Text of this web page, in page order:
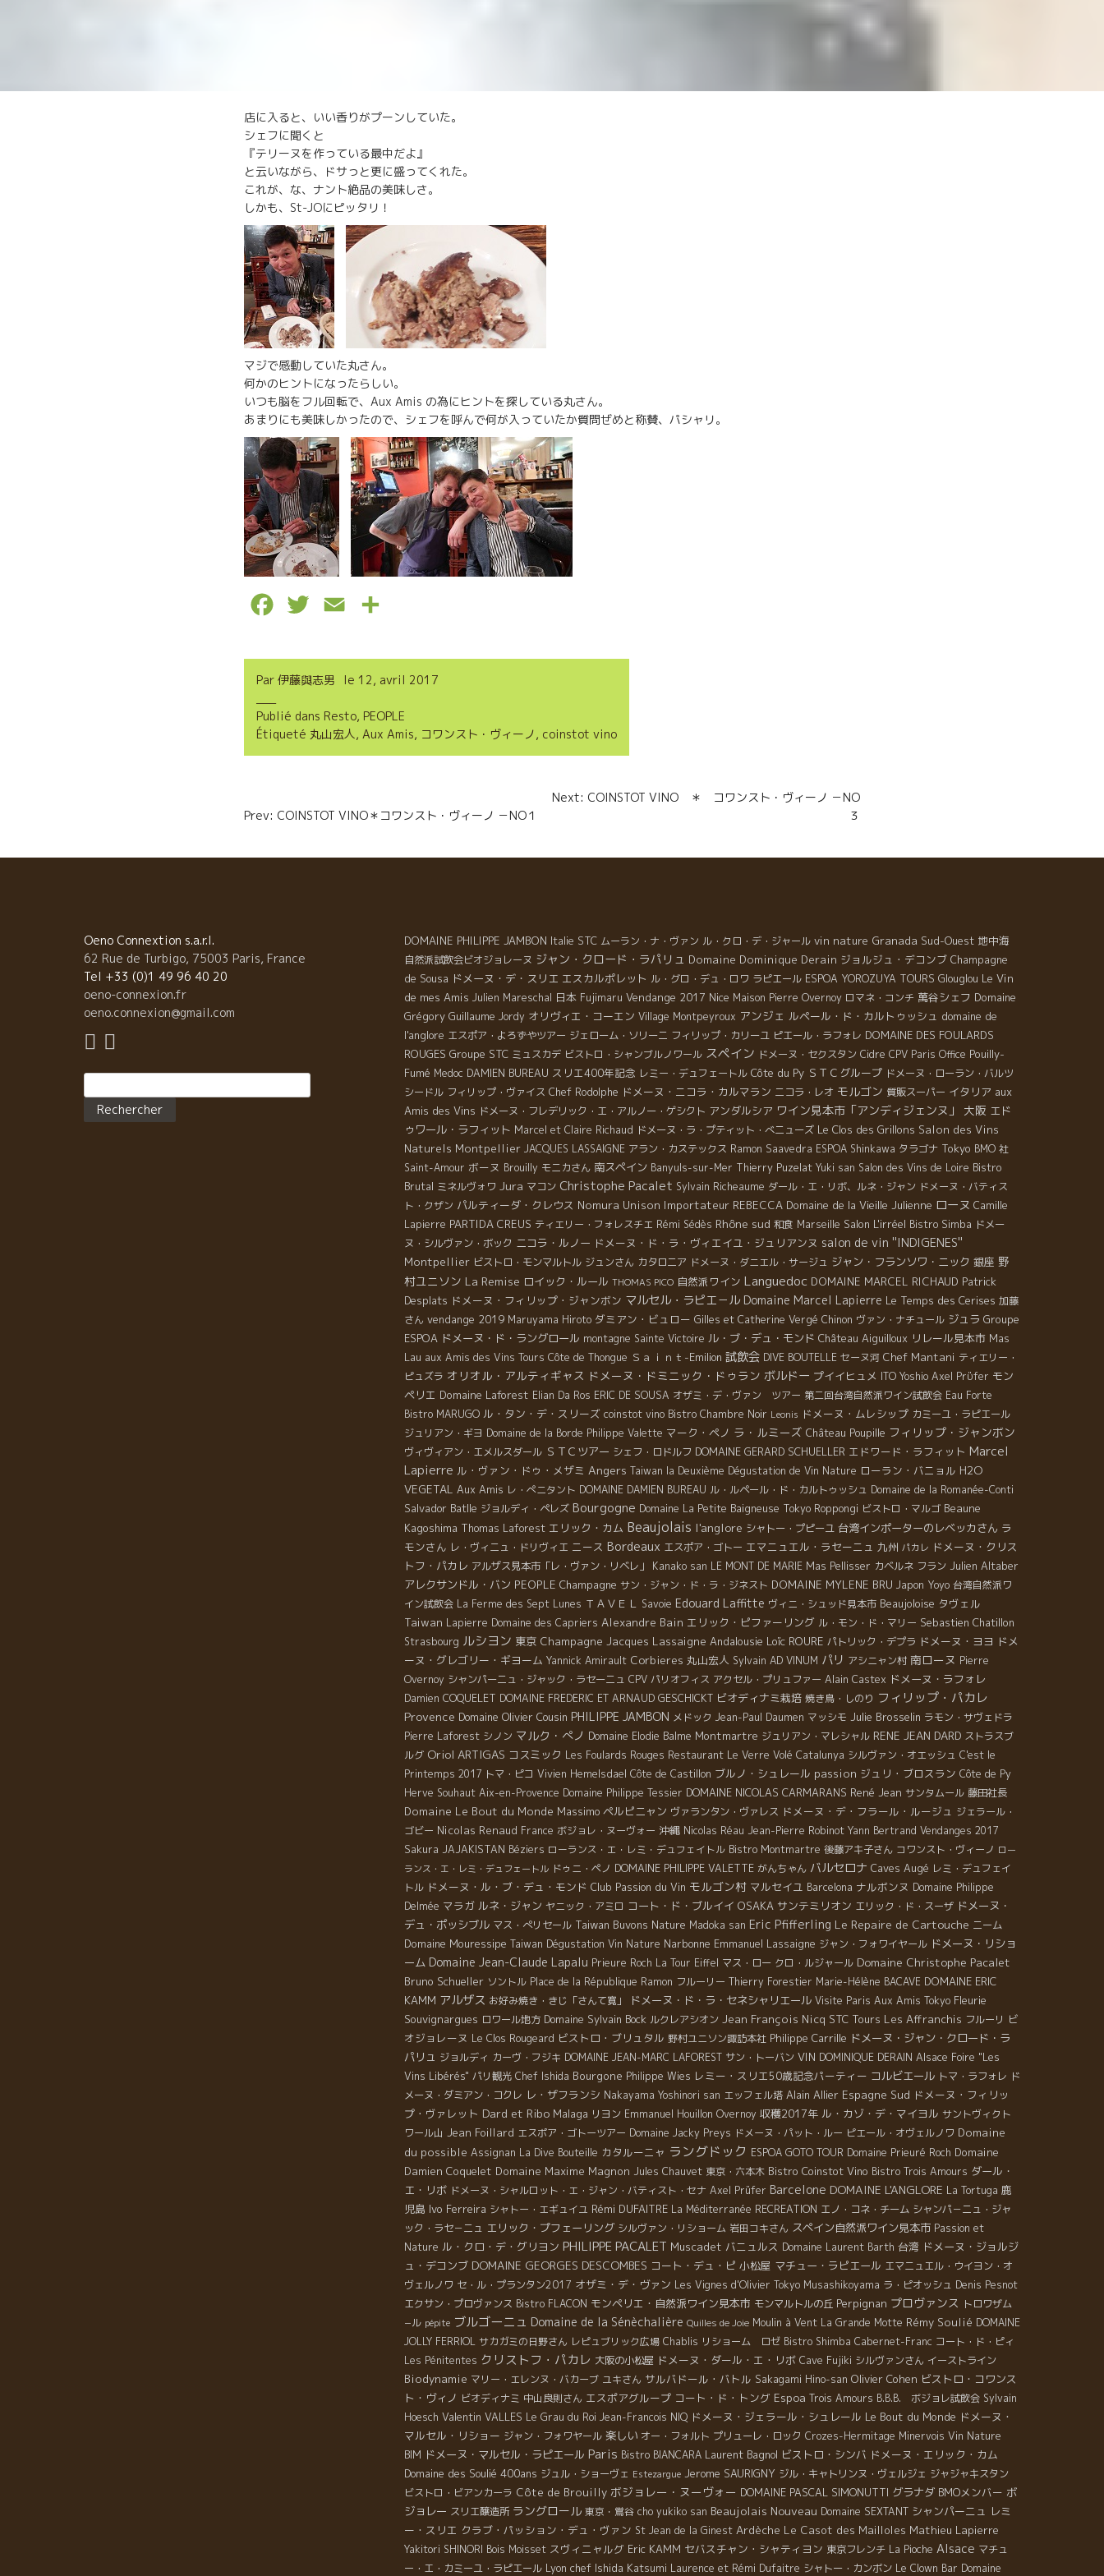
店に入ると、いい香りがプーンしていた。
シェフに聞くと
『テリーヌを作っている最中だよ』
と云いながら、ドサっと更に盛ってくれた。
これが、な、ナント絶品の美味しさ。
しかも、St-JOにピッタリ！
マジで感動していた丸さん。
何かのヒントになったらしい。
いつも脳をフル回転で、Aux Amis の為にヒントを探している丸さん。
あまりにも美味しかったので、シェフを呼んで何が入っていたか質問ぜめと称賛、パシャリ。
c
b
o
k
i
t
e
a
l
r
a
g
r
Par 伊藤與志男 le 12, avril 2017
Publié dans Resto, PEOPLE
Étiqueté 丸山宏人 , Aux Amis, コワンスト・ヴィーノ , coinstot vino
de
l’article
Prev: COINSTOT VINO＊コワンスト・ヴィーノ －NO１
Next: COINSTOT VINO ＊ コワンスト・ヴィーノ －NO
３
Oeno Connextion s.a.r.l.
62 Rue de Turbigo, 75003 Paris, France
Tel +33 (0)1 49 96 40 20
oeno-connexion.fr
oeno.connexion@gmail.com
DOMAINE PHILIPPE JAMBON Italie STC ムーラン・ナ・ヴァン ル・クロ・デ・ジャール vin nature Granada Sud-Ouest 地中海
自然派試飲会ビオジョレーヌ ジャン・クロード・ラパリュ Domaine Dominique Derain ジョルジュ・デコンブ Champagne
de Sousa ドメーヌ・デ・スリエ エスカルポレット ル・グロ・デュ・ロワ ラピエール ESPOA YOROZUYA TOURS Glouglou Le Vin
de mes Amis Julien Mareschal 日本 Fujimaru Vendange 2017 Nice Maison Pierre Overnoy ロマネ・コンチ 萬谷シェフ Domaine
Grégory Guillaume Jordy オリヴィエ・コーエン Village Montpeyroux アンジェ ルペール・ド・カルトゥッシュ domaine de
l'anglore エスポア・よろずやツアー ジェローム・ソリーニ フィリップ・カリーユ ピエール・ラフォレ DOMAINE DES FOULARDS
ROUGES Groupe STC ミュスカデ ビストロ・シャンブルノワール スペイン ドメーヌ・セクスタン Cidre CPV Paris Office Pouilly-
Fumé Medoc DAMIEN BUREAU スリエ400年記念 レミー・デュフェートル Côte du Py ＳＴＣグループ ドメーヌ・ローラン・バルツ
シードル フィリップ・ヴァイス Chef Rodolphe ドメーヌ・ニコラ・カルマラン ニコラ・レオ モルゴン 質販スーパー イタリア aux
Amis des Vins ドメーヌ・フレデリック・エ・アルノー・ゲシクト アンダルシア ワイン見本市「アンディジェンヌ」 大阪 エド
ゥワール・ラフィット Marcel et Claire Richaud ドメーヌ・ラ・プティット・べニューズ Le Clos des Grillons Salon des Vins
Naturels Montpellier JACQUES LASSAIGNE アラン・カステックス Ramon Saavedra ESPOA Shinkawa タラゴナ Tokyo BMO 社
Saint-Amour ボーヌ Brouilly モニカさん 南スペイン Banyuls-sur-Mer Thierry Puzelat Yuki san Salon des Vins de Loire Bistro
Brutal ミネルヴォワ Jura マコン Christophe Pacalet Sylvain Richeaume ダール・エ・リボ、ルネ・ジャン ドメーヌ・バティス
ト・クザン パルティーダ・クレウス Nomura Unison Importateur REBECCA Domaine de la Vieille Julienne ローヌ Camille
Lapierre PARTIDA CREUS ティエリー・フォレスチエ Rémi Sédès Rhône sud 和食 Marseille Salon L'irréel Bistro Simba ドメー
ヌ・シルヴァン・ボック ニコラ・ルノー ドメーヌ・ド・ラ・ヴィエイユ・ジュリアンヌ salon de vin ''INDIGENES''
Montpellier ビストロ・モンマルトル ジュンさん カタロニア ドメーヌ・ダニエル・サージュ ジャン・フランソワ・ニック 銀座 野
村ユニソン La Remise ロイック・ルール THOMAS PICO 自然派ワイン Languedoc DOMAINE MARCEL RICHAUD Patrick
Desplats ドメーヌ・フィリップ・ジャンボン マルセル・ラピエ－ル Domaine Marcel Lapierre Le Temps des Cerises 加藤
さん vendange 2019 Maruyama Hiroto ダミアン・ビュロー Gilles et Catherine Vergé Chinon ヴァン・ナチュール ジュラ Groupe
ESPOA ドメーヌ・ド・ラングロール montagne Sainte Victoire ル・ブ・デュ・モンド Château Aiguilloux リレール見本市 Mas
Lau aux Amis des Vins Tours Côte de Thongue Ｓａｉｎｔ-Emilion 試飲会 DIVE BOUTELLE セーヌ河 Chef Mantani ティエリー・
ピュズラ オリオル・アルティギャス ドメーヌ・ドミニック・ドゥラン ボルドー プイイヒュメ ITO Yoshio Axel Prϋfer モン
ペリエ Domaine Laforest Elian Da Ros ERIC DE SOUSA オザミ・デ・ヴァン ツアー 第二回台湾自然派ワイン試飲会 Eau Forte
Bistro MARUGO ル・タン・デ・スリーズ coinstot vino Bistro Chambre Noir Leonis ドメーヌ・ムレシップ カミーユ・ラピエール
ジュリアン・ギヨ Domaine de la Borde Philippe Valette マーク・ペノ ラ・ルミーズ Château Poupille フィリップ・ジャンボン
ヴィヴィアン・エメルスダール ＳＴＣツアー シェフ・ロドルフ DOMAINE GERARD SCHUELLER エドワード・ラフィット Marcel
Lapierre ル・ヴァン・ドゥ・メザミ Angers Taiwan la Deuxième Dégustation de Vin Nature ローラン・バニョル H2O
VEGETAL Aux Amis レ・ぺニタント DOMAINE DAMIEN BUREAU ル・ルペール・ド・カルトゥッシュ Domaine de la Romanée-Conti
Salvador Batlle ジョルディ・ペレズ Bourgogne Domaine La Petite Baigneuse Tokyo Roppongi ビストロ・マルゴ Beaune
Kagoshima Thomas Laforest エリック・カム Beaujolais l'anglore シャトー・プピーユ 台湾インポーターのレベッカさん ラ
モンさん レ・ヴィニュ・ドリヴィエ ニース Bordeaux エスポア・ゴトー エマニュエル・ラセーニュ 九州 パカレ ドメーヌ・クリス
トフ・パカレ アルザス見本市「レ・ヴァン・リベレ」 Kanako san LE MONT DE MARIE Mas Pellisser カベルネ フラン Julien Altaber
アレクサンドル・バン PEOPLE Champagne サン・ジャン・ド・ラ・ジネスト DOMAINE MYLENE BRU Japon Yoyo 台湾自然派ワ
イン試飲会 La Ferme des Sept Lunes ＴＡＶＥＬ Savoie Edouard Laffitte ヴィニ・シュッド見本市 Beaujoloise タヴェル
Taiwan Lapierre Domaine des Capriers Alexandre Bain エリック・ピファーリング ル・モン・ド・マリー Sebastien Chatillon
Strasbourg ルシヨン 東京 Champagne Jacques Lassaigne Andalousie Loïc ROURE パトリック・デプラ ドメーヌ・ヨヨ ドメ
ーヌ・グレゴリー・ギヨーム Yannick Amirault Corbieres 丸山宏人 Sylvain AD VINUM パリ アシニャン村 南ローヌ Pierre
Overnoy シャンパーニュ・ジャック・ラセーニュ CPV パリオフィス アクセル・プリュファー Alain Castex ドメーヌ・ラフォレ
Damien COQUELET DOMAINE FREDERIC ET ARNAUD GESCHICKT ビオディナミ栽培 焼き鳥・しのり フィリップ・パカレ
Provence Domaine Olivier Cousin PHILIPPE JAMBON メドック Jean-Paul Daumen マッシモ Julie Brosselin ラモン・サヴェドラ
Pierre Laforest シノン マルク・ぺノ Domaine Elodie Balme Montmartre ジュリアン・マレシャル RENE JEAN DARD ストラスブ
ルグ Oriol ARTIGAS コスミック Les Foulards Rouges Restaurant Le Verre Volé Catalunya シルヴァン・オエッシュ C'est le
Printemps 2017 トマ・ピコ Vivien Hemelsdael Côte de Castillon ブルノ・シュレール passion ジュリ・ブロスラン Côte de Py
Herve Souhaut Aix-en-Provence Domaine Philippe Tessier DOMAINE NICOLAS CARMARANS René Jean サンタムール 藤田社長
Domaine Le Bout du Monde Massimo ペルピニャン ヴァランタン・ヴァレス ドメーヌ・デ・フラール・ルージュ ジェラール・
ゴビー Nicolas Renaud France ボジョレ・ヌーヴォー 沖縄 Nicolas Réau Jean-Pierre Robinot Yann Bertrand Vendanges 2017
Sakura JAJAKISTAN Béziers ローランス・エ・レミ・デュフェイトル Bistro Montmartre 後藤アキ子さん コワンスト・ヴィーノ ロー
ランス・エ・レミ・デュフェートル ドゥニ・ペノ DOMAINE PHILIPPE VALETTE がんちゃん バルセロナ Caves Augé レミ・デュフェイ
トル ドメーヌ・ル・ブ・デュ・モンド Club Passion du Vin モルゴン村 マルセイユ Barcelona ナルボンヌ Domaine Philippe
Delmée マラガ ルネ・ジャン ヤニック・アミロ コート・ド・ブルイイ OSAKA サンテミリオン エリック・ド・スーザ ドメーヌ・
デュ・ポッシブル マス・ぺリセール Taiwan Buvons Nature Madoka san Eric Pfifferling Le Repaire de Cartouche ニーム
Domaine Mouressipe Taiwan Dégustation Vin Nature Narbonne Emmanuel Lassaigne ジャン・フォワイヤール ドメーヌ・リショ
ーム Domaine Jean-Claude Lapalu Prieure Roch La Tour Eiffel マス・ロー クロ・ルジャール Domaine Christophe Pacalet
Bruno Schueller ソントル Place de la République Ramon フルーリー Thierry Forestier Marie-Hélène BACAVE DOMAINE ERIC
KAMM アルザス お好み焼き・きじ「さんて寛」 ドメーヌ・ド・ラ・セネシャリエール Visite Paris Aux Amis Tokyo Fleurie
Souvignargues ロワール地方 Domaine Sylvain Bock ルクレアシオン Jean François Nicq STC Tours Les Affranchis フルーリ ビ
オジョレーヌ Le Clos Rougeard ビストロ・ブリュタル 野村ユニソン諏訪本社 Philippe Carrille ドメーヌ・ジャン・クロード・ラ
パリュ ジョルディ カーヴ・フジキ DOMAINE JEAN-MARC LAFOREST サン・トーバン VIN DOMINIQUE DERAIN Alsace Foire "Les
Vins Libérés" パリ観光 Chef Ishida Bourgone Philippe Wies レミー・スリエ50歳記念パーティー コルビエール トマ・ラフォレ ド
メーヌ・ダミアン・コクレ レ・ザフランシ Nakayama Yoshinori san エッフェル塔 Alain Allier Espagne Sud ドメーヌ・フィリッ
プ・ヴァレット Dard et Ribo Malaga リヨン Emmanuel Houillon Overnoy 収穫2017年 ル・カゾ・デ・マイヨル サントヴィクト
ワール山 Jean Foillard エスポア・ゴトーツアー Domaine Jacky Preys ドメーヌ・パット・ルー ピエール・オヴェルノワ Domaine
du possible Assignan La Dive Bouteille カタルーニャ ラングドック ESPOA GOTO TOUR Domaine Prieuré Roch Domaine
Damien Coquelet Domaine Maxime Magnon Jules Chauvet 東京・六本木 Bistro Coinstot Vino Bistro Trois Amours ダール・
エ・リボ ドメーヌ・シャルロット・エ・ジャン・バティスト・セナ Axel Prüfer Barcelone DOMAINE L'ANGLORE La Tortuga 鹿
児島 Ivo Ferreira シャトー・エギュイユ Rémi DUFAITRE La Méditerranée RECREATION エノ・コネ・チーム シャンパ－ニュ・ジャ
ック・ラセ－ニュ エリック・プフェーリング シルヴァン・リショーム 岩田コキさん スペイン自然派ワイン見本市 Passion et
Nature ル・クロ・デ・グリヨン PHILIPPE PACALET Muscadet バニュルス Domaine Laurent Barth 台湾 ドメーヌ・ジョルジ
ュ・デコンブ DOMAINE GEORGES DESCOMBES コート・デュ・ピ 小松屋 マチュー・ラピエール エマニュエル・ウイヨン・オ
ヴェルノワ セ・ル・プランタン2017 オザミ・デ・ヴァン Les Vignes d'Olivier Tokyo Musashikoyama ラ・ピオッシュ Denis Pesnot
エクサン・プロヴァンス Bistro FLACON モンペリエ・自然派ワイン見本市 モンマルトルの丘 Perpignan プロヴァンス トロワザム
−ル pépite ブルゴーニュ Domaine de la Sénèchalière Quilles de Joie Moulin à Vent La Grande Motte Rémy Soulié DOMAINE
JOLLY FERRIOL サカガミの日野さん レピュブリック広場 Chablis リショーム ロゼ Bistro Shimba Cabernet-Franc コート・ド・ピィ
Les Pénitentes クリストフ・パカレ 大阪の小松屋 ドメーヌ・ダール・エ・リボ Cave Fujiki シルヴァンさん イーストライン
Biodynamie マリー・エレンヌ・バカーブ ユキさん サルバドール・バトル Sakagami Hino-san Olivier Cohen ビストロ・コワンス
ト・ヴィノ ビオディナミ 中山良則さん エスポアグループ コート・ド・トング Espoa Trois Amours B.B.B. ボジョレ試飲会 Sylvain
Hoesch Valentin VALLES Le Grau du Roi Jean-Francois NIQ ドメーヌ・ジェラール・シュレール Le Bout du Monde ドメーヌ・
マルセル・リショー ジャン・フォワヤール 楽しい オー・フォルト プリューレ・ロック Crozes-Hermitage Minervois Vin Nature
BIM ドメーヌ・マルセル・ラピエール Paris Bistro BIANCARA Laurent Bagnol ビストロ・シンバ ドメーヌ・エリック・カム
Domaine des Soulié 400ans ジュル・ショーヴェ Estezargue Jerome SAURIGNY ジル・キャトリンヌ・ヴェルジェ ジャジャキスタン
ビストロ・ビアンカーラ Côte de Brouilly ボジョレー・ヌーヴォー DOMAINE PASCAL SIMONUTTI グラナダ BMOメンバー ボ
ジョレー スリエ醸造所 ラングロール 東京・鴬谷 cho yukiko san Beaujolais Nouveau Domaine SEXTANT シャンパーニュ レミ
ー・スリエ クラブ・パッション・デュ・ヴァン St Jean de la Ginest Ardèche Le Casot des Mailloles Mathieu Lapierre
Yakitori SHINORI Bois Moisset スヴィニャルグ Eric KAMM セバスチャン・シャティヨン 東京フレンチ La Pioche Alsace マチュ
ー・エ・カミーユ・ラピエール Lyon chef Ishida Katsumi Laurence et Rémi Dufaitre シャトー・カンボン Le Clown Bar Domaine